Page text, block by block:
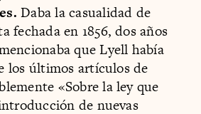
Daba la casualidad de
fechada en 1856, dos años
que Lyell había
los últimos artículos de
«Sobre la ley que
de nuevas